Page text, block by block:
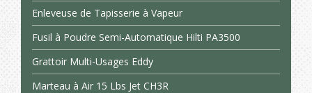
Enleveuse de Tapisserie à Vapeur
Fusil à Poudre Semi-Automatique Hilti PA3500
Grattoir Multi-Usages Eddy
Marteau à Air 15 Lbs Jet CH3R